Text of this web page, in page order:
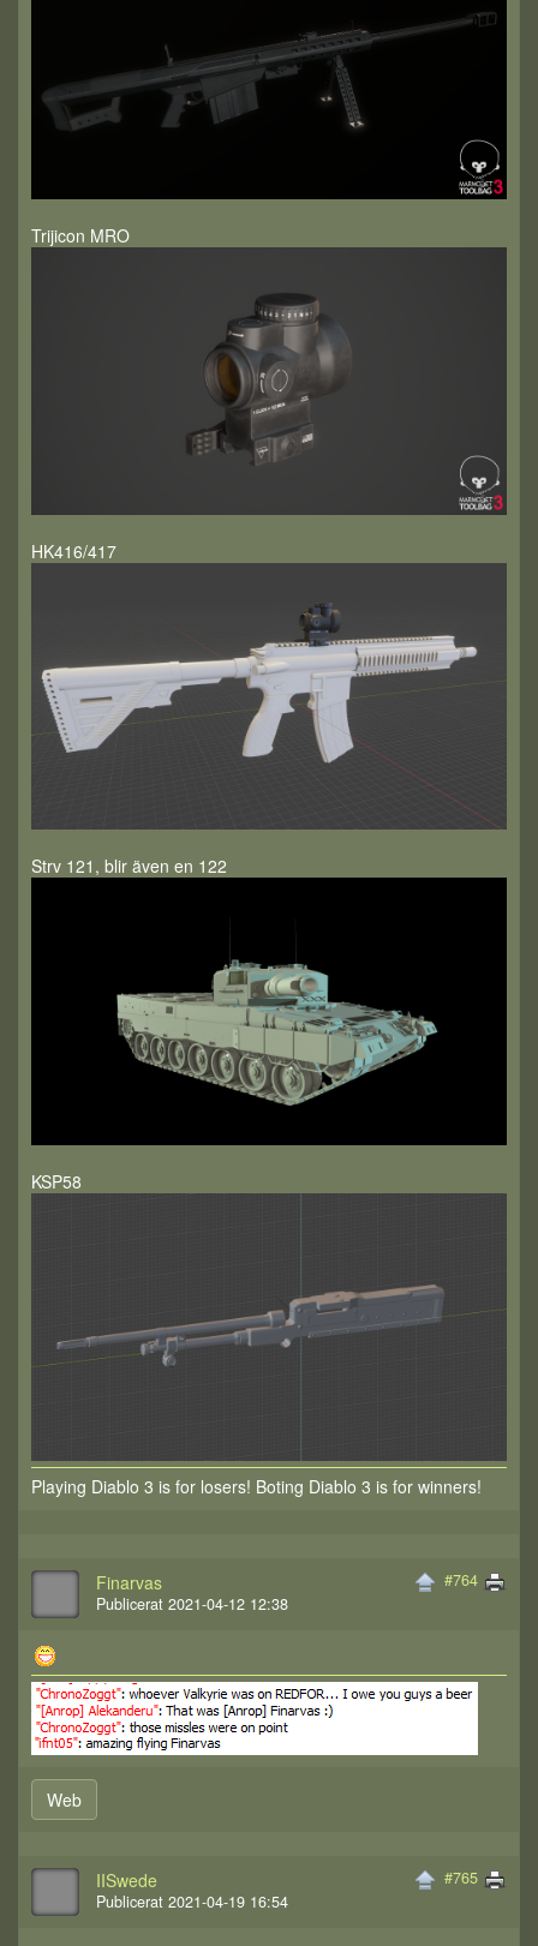
Trijicon MRO
HK416/417
Strv 121, blir även en 122
KSP58
Playing Diablo 3 is for losers! Boting Diablo 3 is for winners!
#764
Finarvas
Publicerat 2021-04-12 12:38
Web
#765
IISwede
Publicerat 2021-04-19 16:54